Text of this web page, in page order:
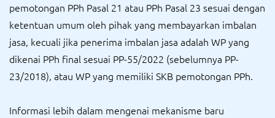
pemotongan PPh Pasal 21 atau PPh Pasal 23 sesuai dengan
ketentuan umum oleh pihak yang membayarkan imbalan
jasa, kecuali jika penerima imbalan jasa adalah WP yang
dikenai PPh final sesuai PP-55/2022 (sebelumnya PP-
23/2018), atau WP yang memiliki SKB pemotongan PPh.
Informasi lebih dalam mengenai mekanisme baru